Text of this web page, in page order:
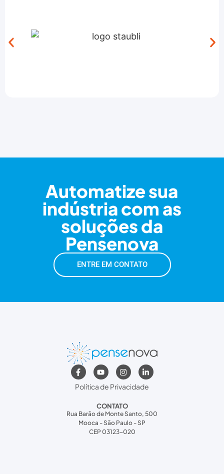
Automatize sua
indústria com as
soluções da
Pensenova
ENTRE EM CONTATO
Política de Privacidade
CONTATO
Rua Barão de Monte Santo, 500
Mooca - São Paulo - SP
CEP 03123-020